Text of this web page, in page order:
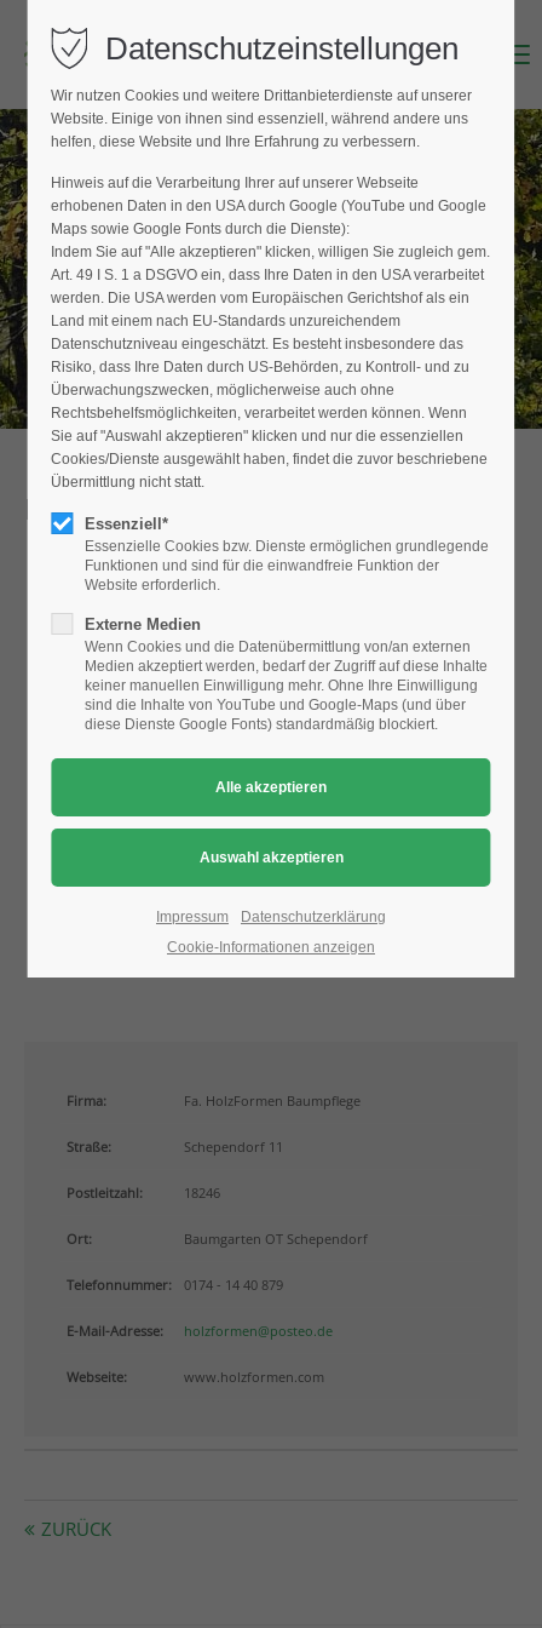
Login
Benutzername (E-Mailadresse)
Passwort
Anmelden
Register|Lost your password?
Support
24h/ 365days
We offer support for our customers
Mon - Fri 8:00am - 5:00pm(GMT +1)
Get in touch
376-293 City Road, Suite 600
San Francisco, CA 94102
info@yourdomain.com
About us
Lorem ipsum dolor sit amet, consectetuer adipiscing
elit.
Aenean commodo ligula eget dolor. Aenean massa.
parturient montes, nascetur ridiculus mus. Donec
Menu
BAUMPFLEGER FINDEN
Hier finden Sie den Fachbetrieb in Ihrer
Nähe
Detailansicht
nicht angezeigt.
Bitte ändern Sie dieDatenschutz-Einstellungen, indem Sie
auch "externe Medien" zulassen.
Firma: Fa. HolzFormen Baumpflege
Straße: Schependorf 11
Postleitzahl: 18246
Ort: Baumgarten OT Schependorf
Telefonnummer: 0174 - 14 40 879
E-Mail-Adresse: holzformen@posteo.de
Webseite: www.holzformen.com
ZURÜCK
Datenschutzeinstellungen
Wir nutzen Cookies und weitere Drittanbieterdienste auf unserer
Website. Einige von ihnen sind essenziell, während andere uns
helfen, diese Website und Ihre Erfahrung zu verbessern.
Hinweis auf die Verarbeitung Ihrer auf unserer Webseite
erhobenen Daten in den USA durch Google (YouTube und Google
Maps sowie Google Fonts durch die Dienste):
Indem Sie auf "Alle akzeptieren" klicken, willigen Sie zugleich gem.
Art. 49 I S. 1 a DSGVO ein, dass Ihre Daten in den USA verarbeitet
werden. Die USA werden vom Europäischen Gerichtshof als ein
Land mit einem nach EU-Standards unzureichendem
Datenschutzniveau eingeschätzt. Es besteht insbesondere das
Risiko, dass Ihre Daten durch US-Behörden, zu Kontroll- und zu
Überwachungszwecken, möglicherweise auch ohne
Rechtsbehelfsmöglichkeiten, verarbeitet werden können. Wenn
Sie auf "Auswahl akzeptieren" klicken und nur die essenziellen
Cookies/Dienste ausgewählt haben, findet die zuvor beschriebene
Übermittlung nicht statt.
Essenziell*
Essenzielle Cookies bzw. Dienste ermöglichen grundlegende
Funktionen und sind für die einwandfreie Funktion der
Website erforderlich.
Externe Medien
Wenn Cookies und die Datenübermittlung von/an externen
Medien akzeptiert werden, bedarf der Zugriff auf diese Inhalte
keiner manuellen Einwilligung mehr. Ohne Ihre Einwilligung
sind die Inhalte von YouTube und Google-Maps (und über
diese Dienste Google Fonts) standardmäßig blockiert.
Impressum
Datenschutzerklärung
Cookie-Informationen anzeigen